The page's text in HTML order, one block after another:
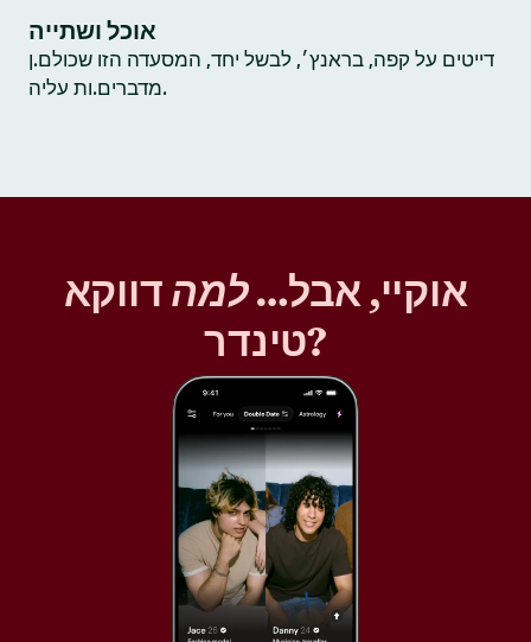
אוכל ושתייה
דייטים על קפה, בראנץ׳, לבשל יחד, המסעדה הזו שכולם.ן
מדברים.ות עליה.
אוקיי, אבל…למהדווקא
טינדר?